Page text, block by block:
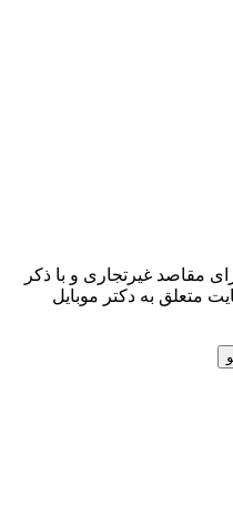
مقاصد غیرتجاری و با ذکر
متعلق به دکتر موبایل